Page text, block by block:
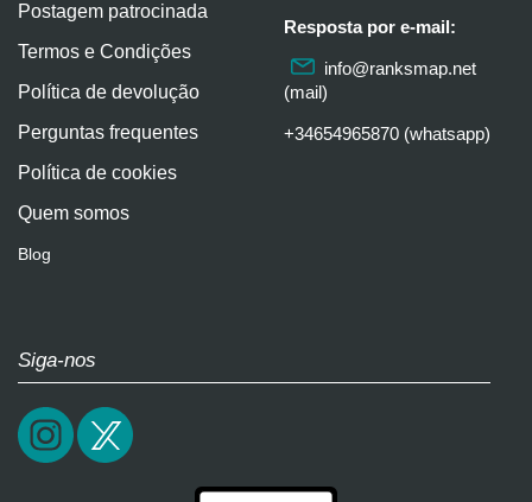
Postagem patrocinada
Termos e Condições
Política de devolução
Perguntas frequentes
Política de cookies
Quem somos
Blog
Resposta por e-mail:
info@ranksmap.net
(mail)
+34654965870 (whatsapp)
Siga-nos